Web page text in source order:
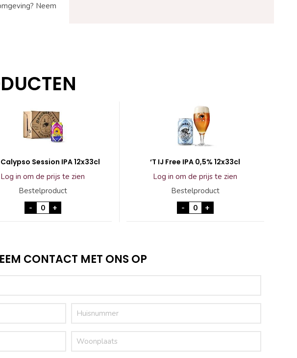
Neem
Calypso Session IPA 12x33cl
Log in om de prijs te zien
Bestelproduct
- 'T IJ Calypso Session IPA 12x33cl aantal
+
‘T IJ Free IPA 0,5% 12x33cl
Log in om de prijs te zien
Bestelproduct
- 'T IJ Free IPA 0,5% 12x33cl
+
CONTACT MET ONS OP